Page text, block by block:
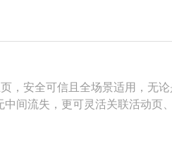
，安全可信且全场景适用，无
间流失，更可灵活关联活动页